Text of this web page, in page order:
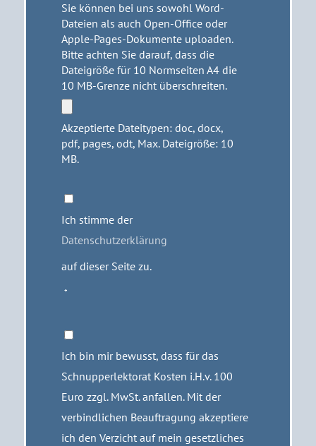
Sie können bei uns sowohl Word-
Dateien als auch Open-Office oder
Apple-Pages-Dokumente uploaden.
Bitte achten Sie darauf, dass die
Dateigröße für 10 Normseiten A4 die
10 MB-Grenze nicht überschreiten.
Akzeptierte Dateitypen: doc, docx,
pdf, pages, odt, Max. Dateigröße: 10
MB.
Datenschutz
Ich stimme der
Datenschutzerklärung
auf dieser Seite zu.
*
Verzicht
auf
Widerrufsrecht
*
Ich bin mir bewusst, dass für das
Schnupperlektorat Kosten i.H.v. 100
Euro zzgl. MwSt. anfallen. Mit der
verbindlichen Beauftragung akzeptiere
ich den Verzicht auf mein gesetzliches